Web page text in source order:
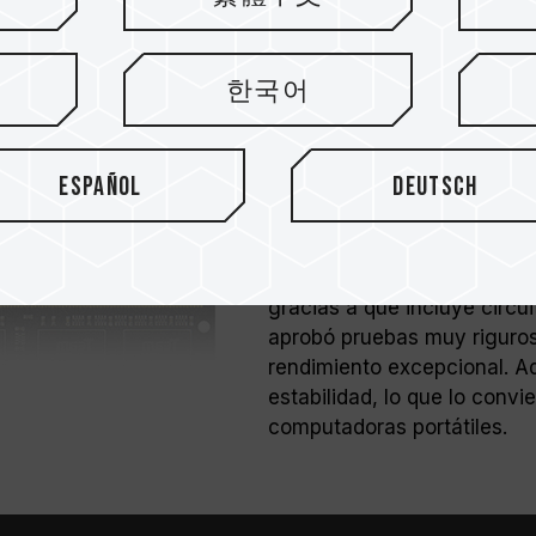
Las aplicaciones para
populares en el trabajo o
comercial, en el que cada
respuesta a la tendencia,
ELITE de TEAM, una
relación precio-rendimiento.
El producto SO-DIMM de
está diseñado para
gracias a que incluye
aprobó pruebas muy
rendimiento excepcional.
estabilidad, lo que lo
computadoras portátiles.
한국어
Español Deutsch